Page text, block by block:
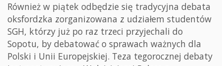
Również w piątek odbędzie się tradycyjna debata
oksfordzka zorganizowana z udziałem studentów
SGH, którzy już po raz trzeci przyjechali do
Sopotu, by debatować o sprawach ważnych dla
Polski i Unii Europejskiej. Teza tegorocznej debaty